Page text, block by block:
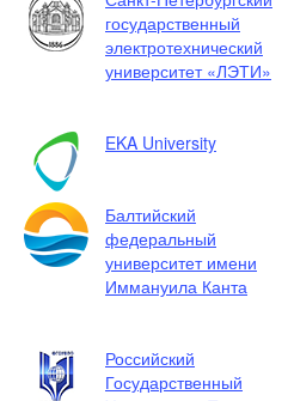
государственный
электротехнический
университет «ЛЭТИ»
EKA University
Балтийский
федеральный
университет имени
Иммануила Канта
Российский
Государственный